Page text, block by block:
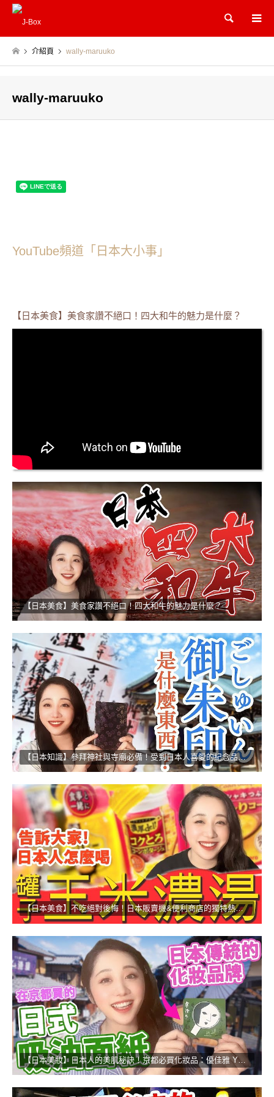
Search
介紹頁 wally-maruuko
wally-maruuko
YouTube頻道「日本大小事」
【日本美食】美食家讚不絕口！四大和牛的魅力是什麼？
【日本美食】美食家讚不絕口！四大和牛的魅力是什麼？
【日本知識】參拜神社與寺廟必備！受到日本人喜愛的紀念品！！
【日本美食】不吃絕對後悔！日本販賣機&便利商店的獨特熱食！
【日本美妝】日本人的美肌秘訣！京都必買化妝品：優佳雅 YOJIYA！！